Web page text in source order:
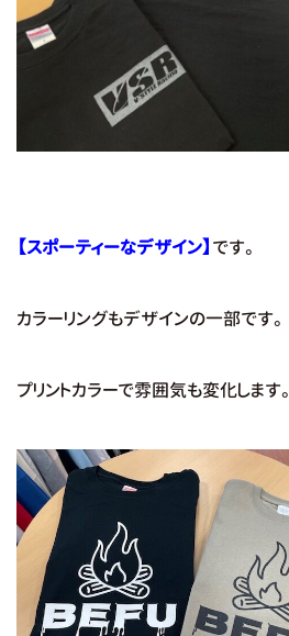
【スポーティーなデザイン】 です。
カラーリングもデザインの一部です。
プリントカラーで雰囲気も変化します。